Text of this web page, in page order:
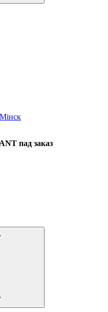
пад заказ